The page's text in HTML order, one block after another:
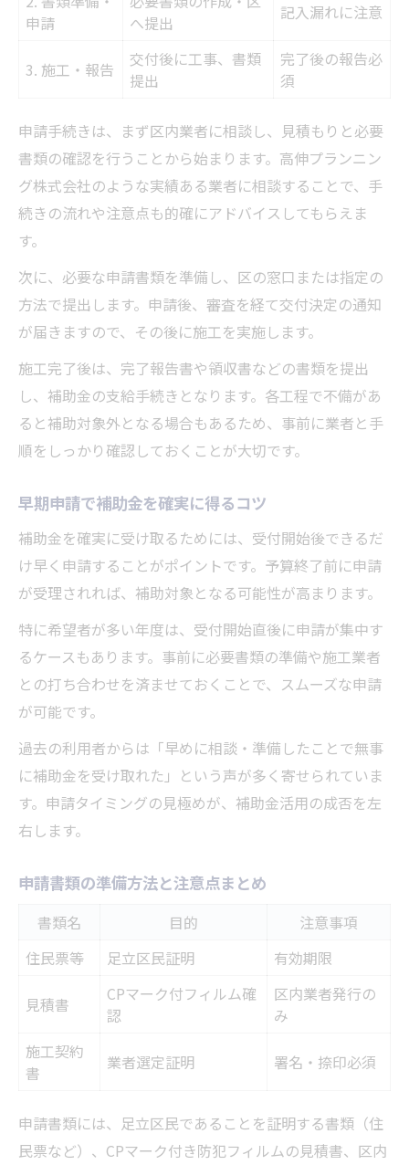
申請
へ提出
記入漏れに注意
3. 施工・報告
交付後に工事、書類
提出
完了後の報告必
須
申請手続きは、まず区内業者に相談し、見積もりと必要
書類の確認を行うことから始まります。高伸プランニン
グ株式会社のような実績ある業者に相談することで、手
続きの流れや注意点も的確にアドバイスしてもらえま
す。
次に、必要な申請書類を準備し、区の窓口または指定の
方法で提出します。申請後、審査を経て交付決定の通知
が届きますので、その後に施工を実施します。
施工完了後は、完了報告書や領収書などの書類を提出
し、補助金の支給手続きとなります。各工程で不備があ
ると補助対象外となる場合もあるため、事前に業者と手
順をしっかり確認しておくことが大切です。
早期申請で補助金を確実に得るコツ
補助金を確実に受け取るためには、受付開始後できるだ
け早く申請することがポイントです。予算終了前に申請
が受理されれば、補助対象となる可能性が高まります。
特に希望者が多い年度は、受付開始直後に申請が集中す
るケースもあります。事前に必要書類の準備や施工業者
との打ち合わせを済ませておくことで、スムーズな申請
が可能です。
過去の利用者からは「早めに相談・準備したことで無事
に補助金を受け取れた」という声が多く寄せられていま
す。申請タイミングの見極めが、補助金活用の成否を左
右します。
申請書類の準備方法と注意点まとめ
書類名 目的
注意事項
住民票等
足立区民証明 有効期限
見積書
CPマーク付フィルム確
認
区内業者発行の
み
施工契約
書
業者選定証明 署名・捺印必須
申請書類には、足立区民であることを証明する書類（住
民票など）、CPマーク付き防犯フィルムの見積書、区内